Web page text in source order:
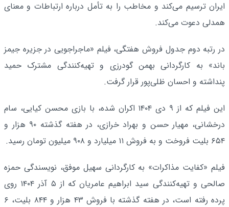
ایران ترسیم می‌کند و مخاطب را به تأمل درباره ارتباطات و معنای
همدلی دعوت می‌کند.
در رتبه دوم جدول فروش هفتگی، فیلم «ماجراجویی در جزیره جیمز
باند» به کارگردانی بهمن گودرزی و تهیه‌کنندگی مشترک حمید
پنداشته و احسان ظلی‌پور قرار گرفت.
این فیلم که از ۹ دی ۱۴۰۴ اکران شده، با بازی محسن کیایی، سام
درخشانی، مهیار حسن و بهراد خرازی، در هفته گذشته ۹۰ هزار و
۶۵۴ بلیت فروخت و به فروش ۱۱ میلیارد و ۹۰۸ میلیون تومان رسید.
فیلم «کفایت مذاکرات» به کارگردانی سهیل موفق، نویسندگی حمزه
صالحی و تهیه‌کنندگی سید ابراهیم عامریان که از ۵ آذر ۱۴۰۴ روی
پرده رفته است، در هفته گذشته با فروش ۴۳ هزار و ۸۴۴ بلیت، ۶